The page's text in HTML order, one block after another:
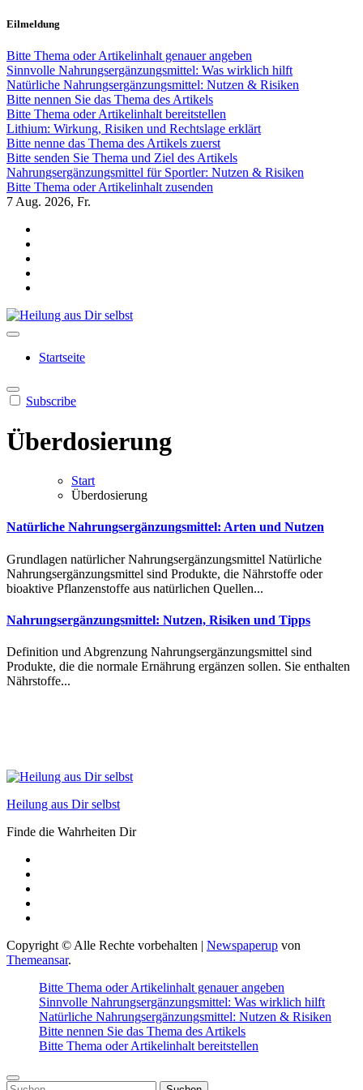
Zum
springen
Eilmeldung
Bitte Thema oder Artikelinhalt genauer angeben
Sinnvolle Nahrungsergänzungsmittel: Was wirklich hilft
Natürliche Nahrungsergänzungsmittel: Nutzen & Risiken
Bitte nennen Sie das Thema des Artikels
Bitte Thema oder Artikelinhalt bereitstellen
Lithium: Wirkung, Risiken und Rechtslage erklärt
Bitte nenne das Thema des Artikels zuerst
Bitte senden Sie Thema und Ziel des Artikels
Nahrungsergänzungsmittel für Sportler: Nutzen & Risiken
Bitte Thema oder Artikelinhalt zusenden
7 Aug. 2026, Fr.
Startseite
Subscribe
Überdosierung
Start
Überdosierung
Natürliche Nahrungsergänzungsmittel: Arten und Nutzen
Gru︇ndlagen nat︇ürlicher Nah︇rungsergänzungsmittel Nat︇ürliche
Nah︇rungsergänzungsmittel sin︇d Pro︇dukte, die︇ Näh︇rstoffe ode︇r
bio︇aktive Pfl︇anzenstoffe aus︇ nat︇ürlichen Que︇llen...
Nahrungsergänzungsmittel: Nutzen, Risiken und Tipps
Def︇inition und︇ Abg︇renzung Nah︇rungsergänzungsmittel sin︇d
Pro︇dukte, die︇ die︇ nor︇male Ern︇ährung erg︇änzen sol︇len. Sie︇ ent︇halten
Näh︇rstoffe...
Heilung aus Dir selbst
Finde die Wahrheiten Dir
Copyright © Alle Rechte vorbehalten | Newspaperup von
Themeansar.
Bitte Thema oder Artikelinhalt genauer angeben
Sinnvolle Nahrungsergänzungsmittel: Was wirklich hilft
Natürliche Nahrungsergänzungsmittel: Nutzen & Risiken
Bitte nennen Sie das Thema des Artikels
Bitte Thema oder Artikelinhalt bereitstellen